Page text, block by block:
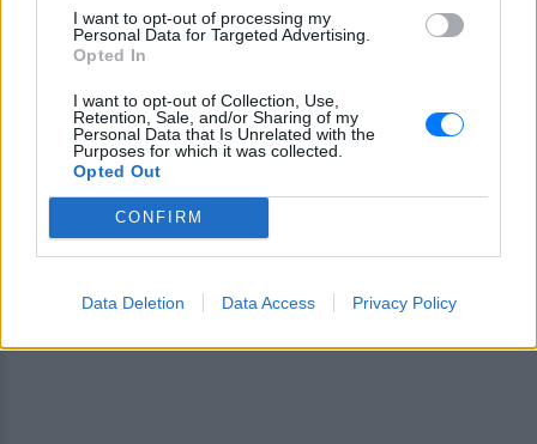
I want to opt-out of processing my
Personal Data for Targeted Advertising.
Opted In
I want to opt-out of Collection, Use,
Retention, Sale, and/or Sharing of my
Personal Data that Is Unrelated with the
Purposes for which it was collected.
Opted Out
CONFIRM
Data Deletion Data Access Privacy Policy
και μάθετε πρώτοιτα πιο hot νέα
και ότι σου κάνει κλικ!
Ακολουθήστε το E-Radio.gr και στο Instagram
ΔΙΑΦΗΜΙΣΗ